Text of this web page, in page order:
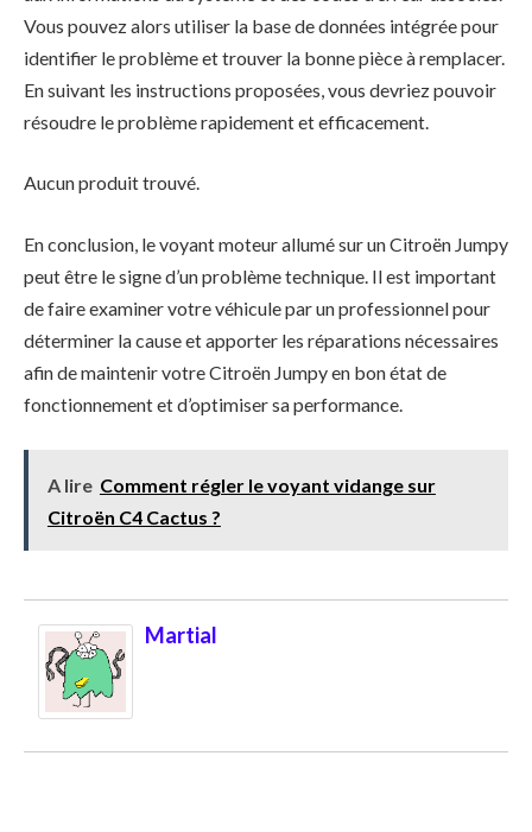
Vous pouvez alors utiliser la base de données intégrée pour
identifier le problème et trouver la bonne pièce à remplacer.
En suivant les instructions proposées, vous devriez pouvoir
résoudre le problème rapidement et efficacement.
Aucun produit trouvé.
En conclusion, le voyant moteur allumé sur un Citroën Jumpy
peut être le signe d’un problème technique. Il est important
de faire examiner votre véhicule par un professionnel pour
déterminer la cause et apporter les réparations nécessaires
afin de maintenir votre Citroën Jumpy en bon état de
fonctionnement et d’optimiser sa performance.
A lire Comment régler le voyant vidange sur
Citroën C4 Cactus ?
Martial